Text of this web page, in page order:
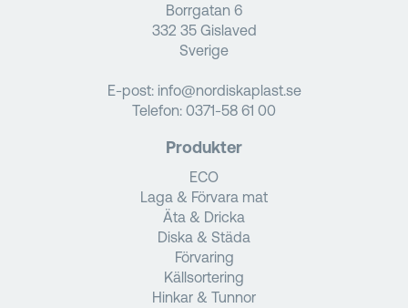
Borrgatan 6
332 35 Gislaved
Sverige
E-post: info@nordiskaplast.se
Telefon: 0371-58 61 00
Produkter
ECO
Laga & Förvara mat
Äta & Dricka
Diska & Städa
Förvaring
Källsortering
Hinkar & Tunnor